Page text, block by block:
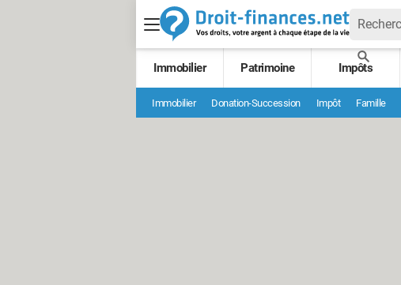
Immobilier Patrimoine Impôts
Immobilier Donation-Succession Impôt Famille